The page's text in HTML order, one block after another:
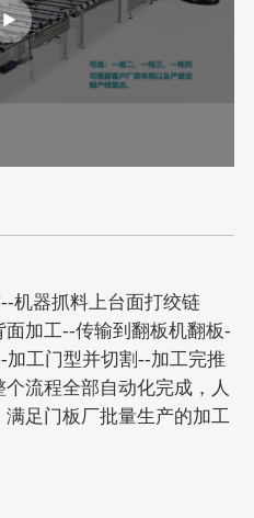
机器抓料上台面打绞链
加工--传输到翻板机翻板-
工门型并切割--加工完推
流程全部自动化完成，人
足门板厂批量生产的加工